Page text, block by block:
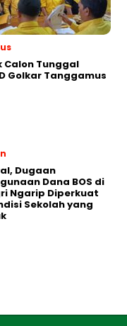
Calon Tunggal
Golkar Tanggamus
Dugaan
Dana BOS di
Ngarip Diperkuat
Sekolah yang